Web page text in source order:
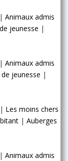
| Animaux admis
jeunesse |
| Animaux admis
jeunesse |
| Les moins chers
| Auberges
| Animaux admis